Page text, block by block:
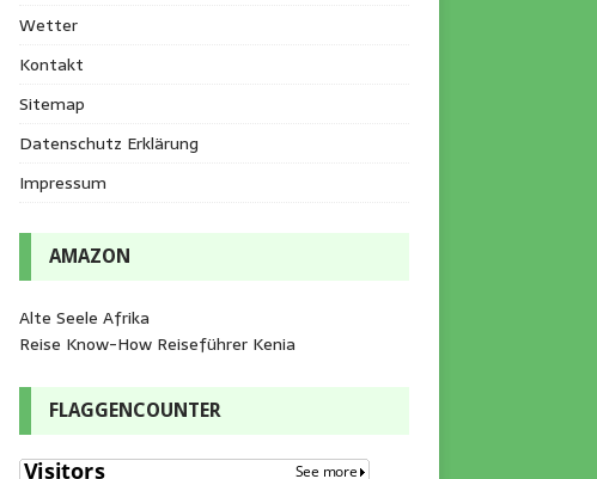
Wetter
Kontakt
Sitemap
Datenschutz Erklärung
Impressum
AMAZON
Alte Seele Afrika
Reise Know-How Reiseführer Kenia
FLAGGENCOUNTER